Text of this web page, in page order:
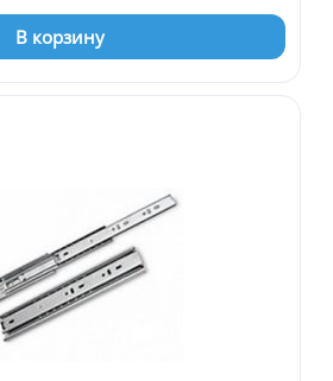
В корзину